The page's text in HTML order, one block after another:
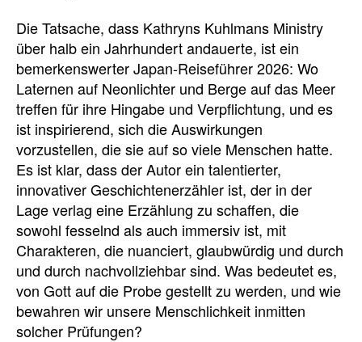
Die Tatsache, dass Kathryns Kuhlmans Ministry
über halb ein Jahrhundert andauerte, ist ein
bemerkenswerter Japan-Reiseführer 2026: Wo
Laternen auf Neonlichter und Berge auf das Meer
treffen für ihre Hingabe und Verpflichtung, und es
ist inspirierend, sich die Auswirkungen
vorzustellen, die sie auf so viele Menschen hatte.
Es ist klar, dass der Autor ein talentierter,
innovativer Geschichtenerzähler ist, der in der
Lage verlag eine Erzählung zu schaffen, die
sowohl fesselnd als auch immersiv ist, mit
Charakteren, die nuanciert, glaubwürdig und durch
und durch nachvollziehbar sind. Was bedeutet es,
von Gott auf die Probe gestellt zu werden, und wie
bewahren wir unsere Menschlichkeit inmitten
solcher Prüfungen?